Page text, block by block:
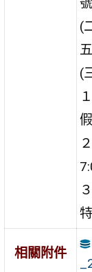
(
(
相關附件